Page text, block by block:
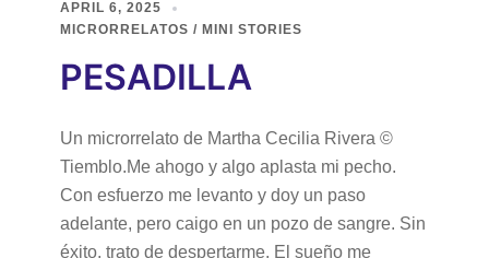
APRIL 6, 2025
MICRORRELATOS / MINI STORIES
PESADILLA
Un microrrelato de Martha Cecilia Rivera ©
Tiemblo.Me ahogo y algo aplasta mi pecho.
Con esfuerzo me levanto y doy un paso
adelante, pero caigo en un pozo de sangre. Sin
éxito, trato de despertarme. El sueño me